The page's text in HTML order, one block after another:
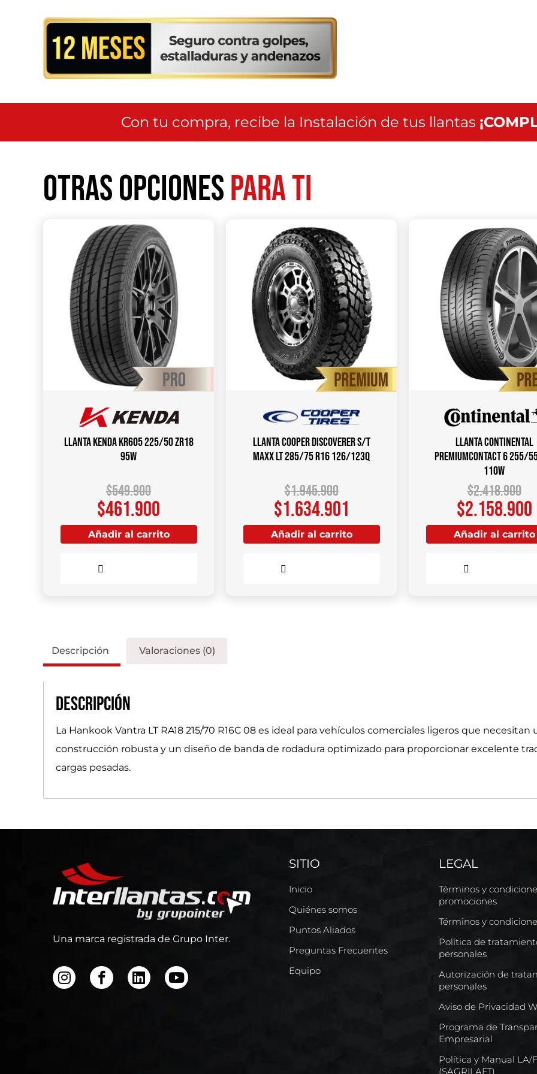
Con tu compra, recibe la Instalación de tus llantas
Otras opcionespara ti
Llanta KENDA KR605 225/50 ZR18
95W
$549.900
$461.900
Añadir al carrito
Llanta COOPER DISCOVERER S/T
MAXX LT 285/75 R16 126/123Q
$1.945.900
$1.634.901
Añadir al carrito
Llanta CONTINENTAL
PREMIUMCONTACT 6 255/
110W
$2.418.900
$2.158.900
Añadir al carrito
Descripción Valoraciones (0)
Descripción
La Hankook Vantra LT RA18 215/70 R16C 08 es ideal para vehículos comerciales ligeros que
construcción robusta y un diseño de banda de rodadura optimizado para proporcionar excelente
cargas pesadas.
Una marca registrada de Grupo Inter.
SITIO
Inicio
Quiénes somos
Puntos Aliados
Preguntas Frecuentes
Equipo
LEGAL
Términos y
promociones
Términos y
Política de
personales
Autorización de
personales
Aviso de Privacidad
Programa de
Empresarial
Política y Manual LA/
(SAGRILAFT)